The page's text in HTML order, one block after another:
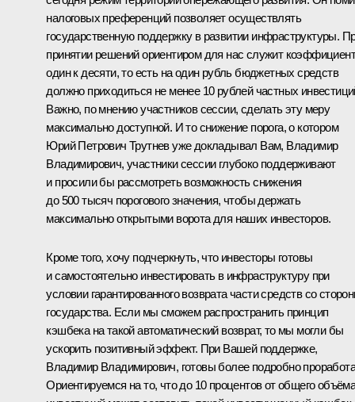
налоговых преференций позволяет осуществлять
государственную поддержку в развитии инфраструктуры.
принятии решений ориентиром для нас служит коэффициент
один к десяти, то есть на один рубль бюджетных средств
должно приходиться не менее 10 рублей частных
Важно, по мнению участников сессии, сделать эту меру
максимально доступной. И то снижение порога, о котором
Юрий Петрович Трутнев уже докладывал Вам, Владимир
Владимирович, участники сессии глубоко поддерживают
и просили бы рассмотреть возможность снижения
до 500 тысяч порогового значения, чтобы держать
максимально открытыми ворота для наших инвесторов.
Кроме того, хочу подчеркнуть, что инвесторы готовы
и самостоятельно инвестировать в инфраструктуру при
условии гарантированного возврата части средств со
государства. Если мы сможем распространить принцип
кэшбека на такой автоматический возврат, то мы могли бы
ускорить позитивный эффект. При Вашей поддержке,
Владимир Владимирович, готовы более подробно
Ориентируемся на то, что до 10 процентов от общего